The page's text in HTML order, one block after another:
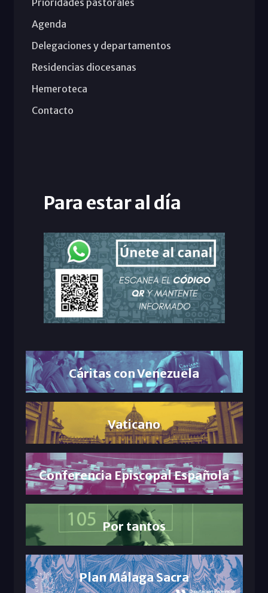
Agenda
Delegaciones y departamentos
Residencias diocesanas
Hemeroteca
Contacto
Para estar al día
Cáritas con Venezuela
Vaticano
Conferencia Episcopal Española
Por tantos
Plan Málaga Sacra